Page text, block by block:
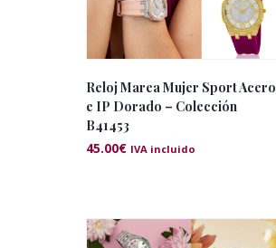
Reloj Marea Mujer Sport Acero
e IP Dorado – Colección
B41453
45.00€ IVA incluido